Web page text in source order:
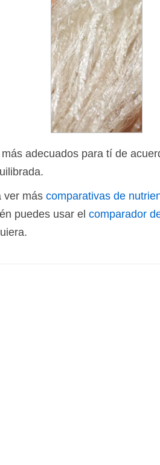
adecuados para tí de
ver más comparativas de
puedes usar el comparador